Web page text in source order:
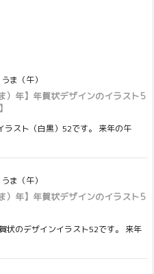
うま（午）
）年】年賀状デザインのイラスト5
ラスト（白黒）52です。 来年の午
うま（午）
）年】年賀状デザインのイラスト5
状のデザインイラスト52です。 来年